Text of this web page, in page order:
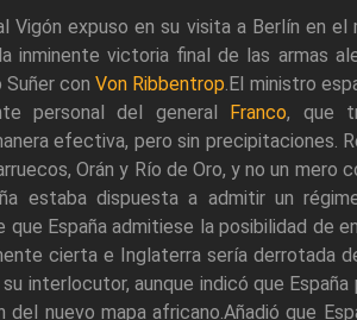
expuso en su visita a Berlín en el
victoria final de las armas
Suñer conVon Ribbentrop.El ministro
personal del general Franco, que
efectiva, pero sin precipitaciones.
Orán y Río de Oro, y no un mero
estaba dispuesta a admitir un
España admitiese la posibilidad de
cierta e Inglaterra sería derrotada
interlocutor, aunque indicó que
nuevo mapa africano.Añadió que